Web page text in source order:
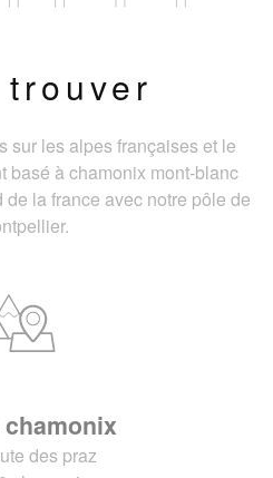
sur les alpes françaises et le
basé à chamonix mont-blanc
la france avec notre pôle de
des praz